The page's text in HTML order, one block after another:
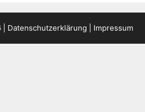
Datenschutzerklärung Impressum